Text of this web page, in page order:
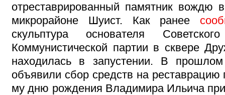
отреставрированный памятник вождю
микрорайоне Шуист. Как ранее
скульптура основателя
Коммунистической партии в сквере
находилась в запустении. В
объявили сбор средств на реставрацию
му дню рождения Владимира Ильича